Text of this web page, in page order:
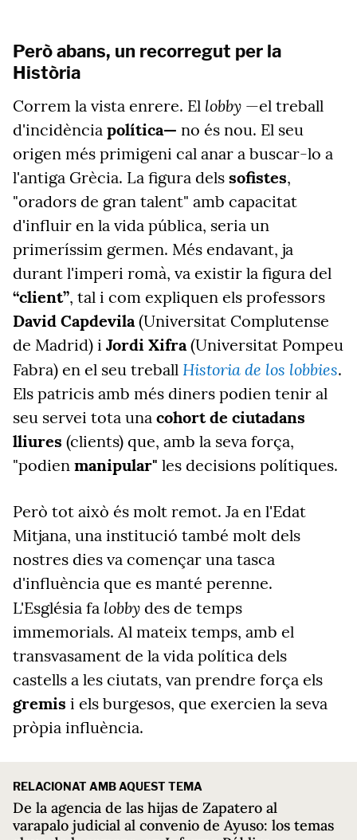
Però abans, un recorregut per la
Història
Correm la vista enrere. El lobby —el treball
d'incidència política— no és nou. El seu
origen més primigeni cal anar a buscar-lo a
l'antiga Grècia. La figura dels sofistes,
"oradors de gran talent" amb capacitat
d'influir en la vida pública, seria un
primeríssim germen. Més endavant, ja
durant l'imperi romà, va existir la figura del
“client”, tal i com expliquen els professors
David Capdevila(Universitat Complutense
de Madrid) i Jordi Xifra(Universitat Pompeu
Fabra) en el seu treball Historia de los lobbies.
Els patricis amb més diners podien tenir al
seu servei tota una cohort de ciutadans
lliures (clients) que, amb la seva força,
"podien manipular" les decisions polítiques.
Però tot això és molt remot. Ja en l'Edat
Mitjana, una institució també molt dels
nostres dies va començar una tasca
d'influència que es manté perenne.
L'Església fa lobby des de temps
immemorials. Al mateix temps, amb el
transvasament de la vida política dels
castells a les ciutats, van prendre força els
gremis i els burgesos, que exercien la seva
pròpia influència.
RELACIONAT AMB AQUEST TEMA
De la agencia de las hijas de Zapatero al
varapalo judicial al convenio de Ayuso: los temas